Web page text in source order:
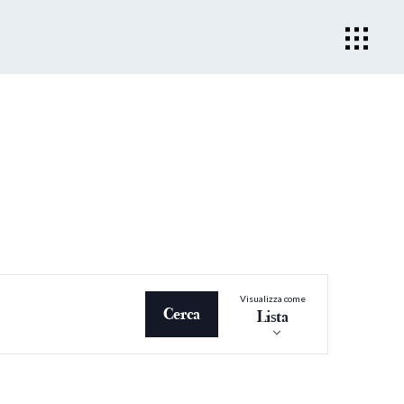
Cerca
Evento
Viste
Visualizza come
Lista